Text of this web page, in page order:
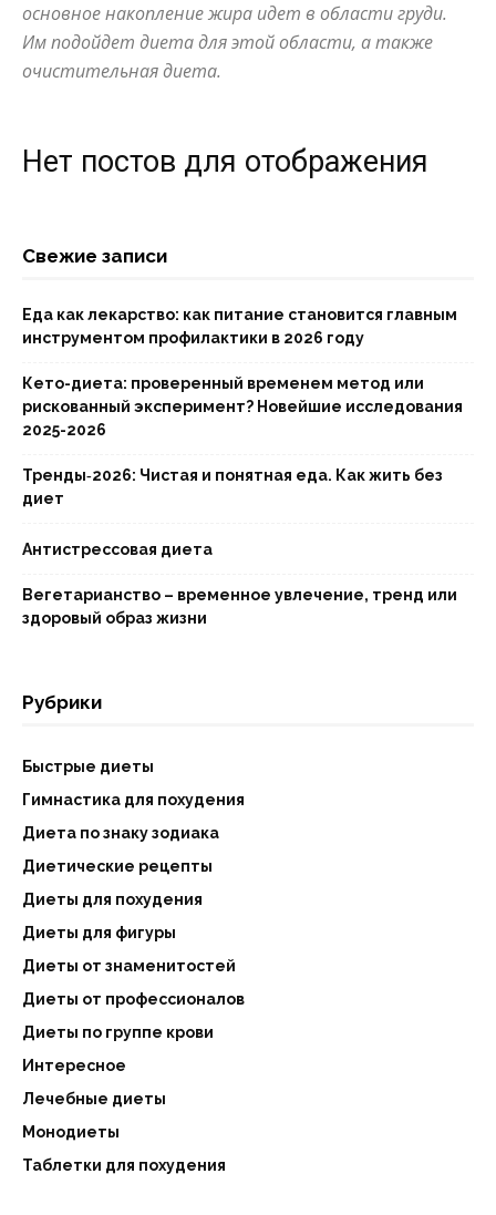
основное накопление жира идет в области груди.
Им подойдет диета для этой области, а также
очистительная диета.
Нет постов для отображения
Свежие записи
Еда как лекарство: как питание становится главным
инструментом профилактики в 2026 году
Кето-диета: проверенный временем метод или
рискованный эксперимент? Новейшие исследования
2025-2026
Тренды‑2026: Чистая и понятная еда. Как жить без
диет
Антистрессовая диета
Вегетарианство – временное увлечение, тренд или
здоровый образ жизни
Рубрики
Быстрые диеты
Гимнастика для похудения
Диета по знаку зодиака
Диетические рецепты
Диеты для похудения
Диеты для фигуры
Диеты от знаменитостей
Диеты от профессионалов
Диеты по группе крови
Интересное
Лечебные диеты
Монодиеты
Таблетки для похудения